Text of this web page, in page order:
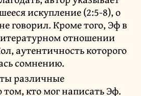
искупление (2:5-8), о
говорил. Кроме того, Эф в
отношении
аутентичность которого
сомнению.
различные
кто мог написать Эф.